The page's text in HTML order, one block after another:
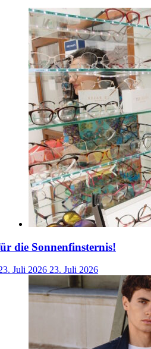
die Sonnenfinsternis!
Juli 2026 23. Juli 2026